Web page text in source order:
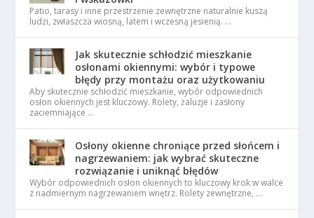
Patio, tarasy i inne przestrzenie zewnętrzne naturalnie kuszą
ludzi, zwłaszcza wiosną, latem i wczesną jesienią. …
Jak skutecznie schłodzić mieszkanie
osłonami okiennymi: wybór i typowe
błędy przy montażu oraz użytkowaniu
Aby skutecznie schłodzić mieszkanie, wybór odpowiednich
osłon okiennych jest kluczowy. Rolety, żaluzje i zasłony
zaciemniające …
Osłony okienne chroniące przed słońcem i
nagrzewaniem: jak wybrać skuteczne
rozwiązanie i uniknąć błędów
Wybór odpowiednich osłon okiennych to kluczowy krok w walce
z nadmiernym nagrzewaniem wnętrz. Rolety zewnętrzne, …